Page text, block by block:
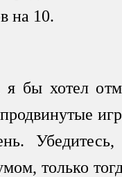
на 10.
бы хотел
только